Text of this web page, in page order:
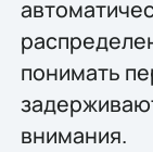
понимать
внимания.